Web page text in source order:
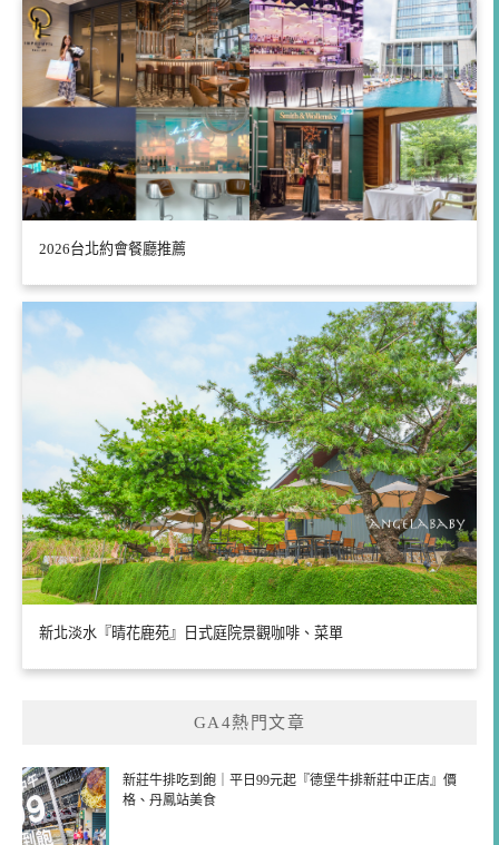
2026台北約會餐廳推薦
新北淡水『晴花鹿苑』日式庭院景觀咖啡、菜單
GA4熱門文章
新莊牛排吃到飽｜平日99元起『德堡牛排新莊中正店』價
格、丹鳳站美食